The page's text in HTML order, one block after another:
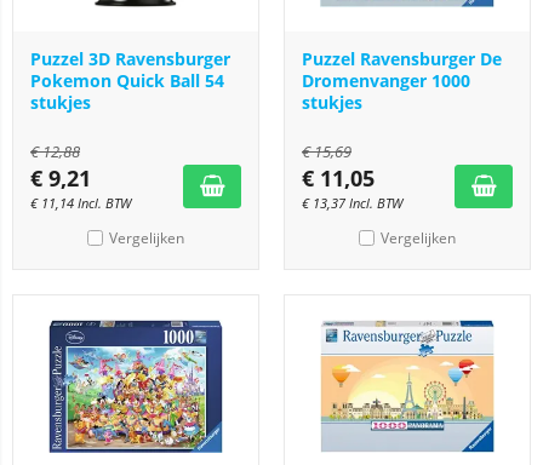
Puzzel 3D Ravensburger
Pokemon Quick Ball 54
stukjes
€12,88
€ 9,21
€ 11,14 Incl. BTW
Vergelijken
Puzzel Ravensburger De
Dromenvanger 1000
stukjes
€15,69
€ 11,05
€ 13,37 Incl. BTW
Vergelijken